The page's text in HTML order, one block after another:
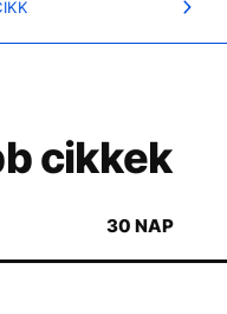
cikkek
30 NAP